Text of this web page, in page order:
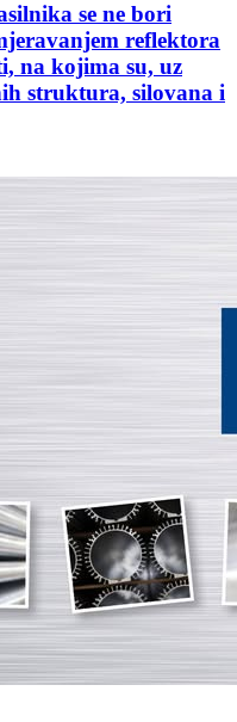
se ne bori
reflektora
na kojima su, uz
struktura, silovana i